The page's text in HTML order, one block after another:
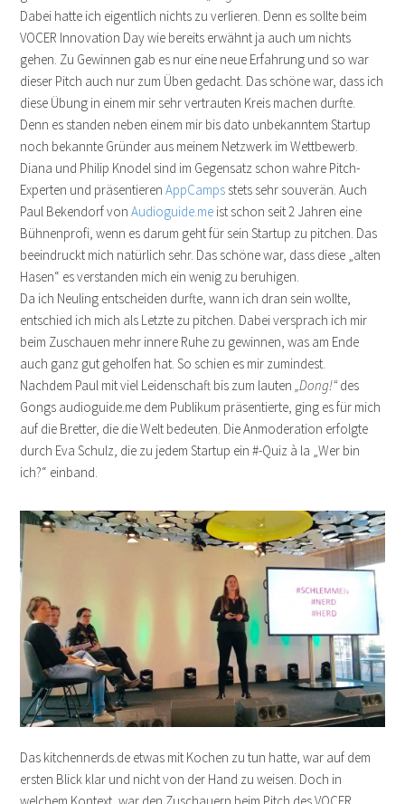
Dabei hatte ich eigentlich nichts zu verlieren. Denn es sollte beim
VOCER Innovation Day wie bereits erwähnt ja auch um nichts
gehen. Zu Gewinnen gab es nur eine neue Erfahrung und so war
dieser Pitch auch nur zum Üben gedacht. Das schöne war, dass ich
diese Übung in einem mir sehr vertrauten Kreis machen durfte.
Denn es standen neben einem mir bis dato unbekanntem Startup
noch bekannte Gründer aus meinem Netzwerk im Wettbewerb.
Diana und Philip Knodel sind im Gegensatz schon wahre Pitch-
Experten und präsentierenAppCamps stets sehr souverän. Auch
Paul Bekendorf vonAudioguide.me ist schon seit 2 Jahren eine
Bühnenprofi, wenn es darum geht für sein Startup zu pitchen. Das
beeindruckt mich natürlich sehr. Das schöne war, dass diese „alten
Hasen“ es verstanden mich ein wenig zu beruhigen.
Da ich Neuling entscheiden durfte, wann ich dran sein wollte,
entschied ich mich als Letzte zu pitchen. Dabei versprach ich mir
beim Zuschauen mehr innere Ruhe zu gewinnen, was am Ende
auch ganz gut geholfen hat. So schien es mir zumindest.
Nachdem Paul mit viel Leidenschaft bis zum lauten„Dong!“des
Gongs audioguide.me dem Publikum präsentierte, ging es für mich
auf die Bretter, die die Welt bedeuten. Die Anmoderation erfolgte
durch Eva Schulz, die zu jedem Startup ein #-Quiz à la „Wer bin
ich?“ einband.
Das kitchennerds.de etwas mit Kochen zu tun hatte, war auf dem
ersten Blick klar und nicht von der Hand zu weisen. Doch in
welchem Kontext, war den Zuschauern beim Pitch des VOCER